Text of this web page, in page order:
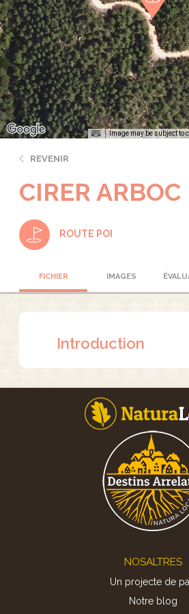
Image may be subject to
REVENIR
CIRER ARBOC
ROUTE POI
FICHIER IMAGES
Introduction
NOSALTRES
Un projecte de
Notre blog